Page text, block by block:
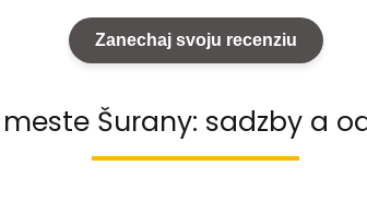
Zanechaj svoju recenziu
Šurany: sadzby a